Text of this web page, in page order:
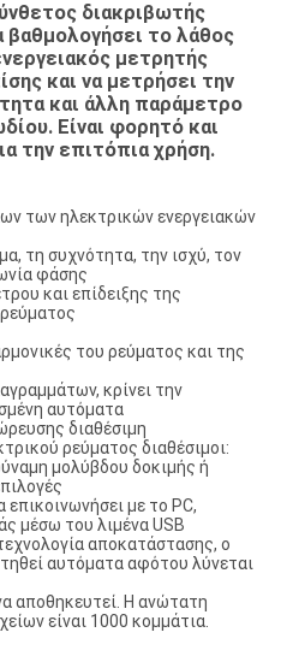
διακριβωτής
το λάθος
μετρητής
και να μετρήσει την
και άλλη παράμετρο
Είναι φορητό και
την επιτόπια χρήση.
των ηλεκτρικών ενεργειακών
τη συχνότητα, την ισχύ, τον
φάσης
και επίδειξης της
του ρεύματος και της
κρίνει την
αυτόματα
διαθέσιμη
ρεύματος διαθέσιμοι:
μολύβδου δοκιμής ή
με το PC,
μέσω του λιμένα USB
αποκατάστασης, ο
αυτόματα αφότου λύνεται
αποθηκευτεί. Η ανώτατη
είναι 1000 κομμάτια.